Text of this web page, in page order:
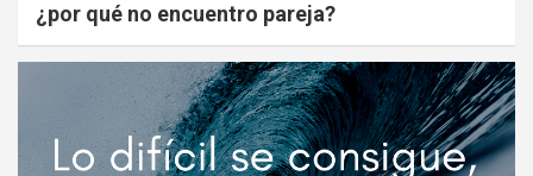
¿por qué no encuentro pareja?